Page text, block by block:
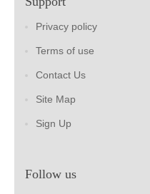
Privacy policy
Terms of use
Contact Us
Site Map
Sign Up
Follow us